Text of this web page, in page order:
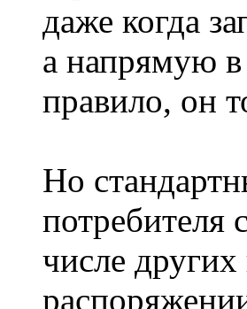
даже когда
а напрямую в
правило, он
Но
потребителя
числе